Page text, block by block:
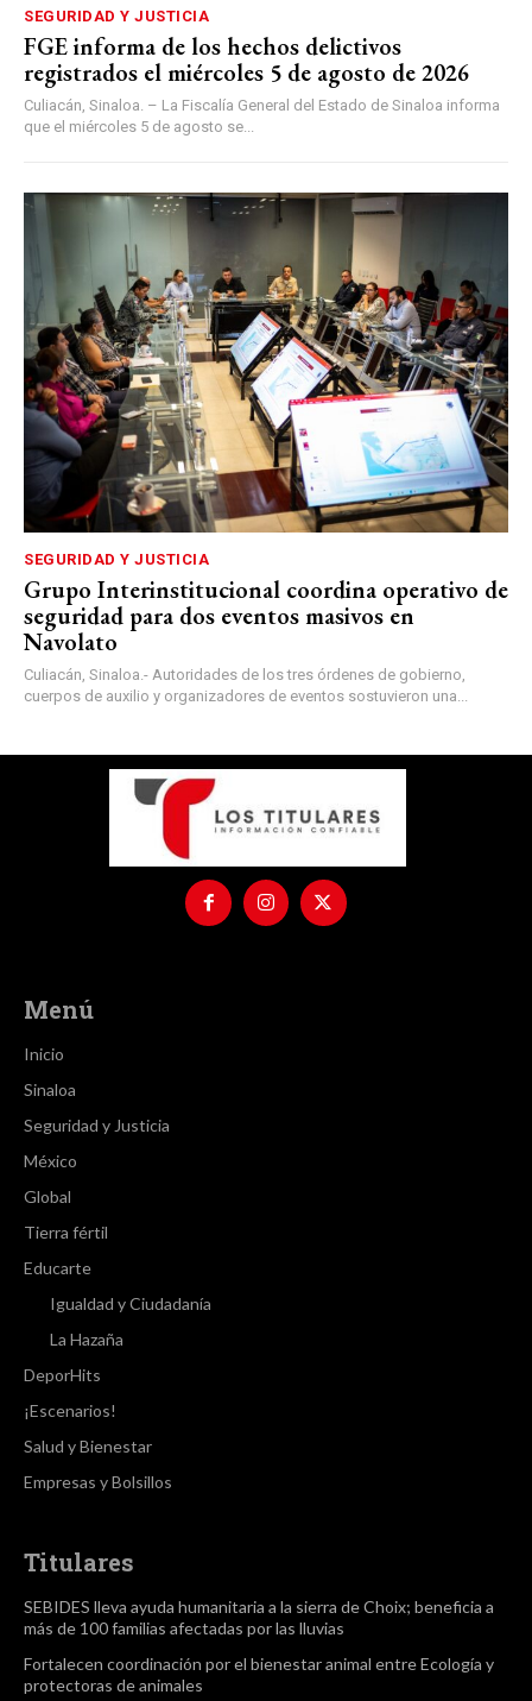
SEGURIDAD Y JUSTICIA
FGE informa de los hechos delictivos
registrados el miércoles 5 de agosto de 2026
Culiacán, Sinaloa. – La Fiscalía General del Estado de Sinaloa informa
que el miércoles 5 de agosto se...
SEGURIDAD Y JUSTICIA
Grupo Interinstitucional coordina operativo de
seguridad para dos eventos masivos en
Navolato
Culiacán, Sinaloa.- Autoridades de los tres órdenes de gobierno,
cuerpos de auxilio y organizadores de eventos sostuvieron una...
Menú
Inicio
Sinaloa
Seguridad y Justicia
México
Global
Tierra fértil
Educarte
Igualdad y Ciudadanía
La Hazaña
DeporHits
¡Escenarios!
Salud y Bienestar
Empresas y Bolsillos
Titulares
SEBIDES lleva ayuda humanitaria a la sierra de Choix; beneficia a
más de 100 familias afectadas por las lluvias
Fortalecen coordinación por el bienestar animal entre Ecología y
protectoras de animales